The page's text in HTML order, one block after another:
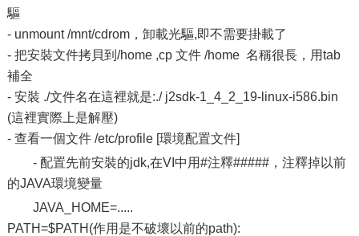
驅
- unmount /mnt/cdrom，卸載光驅,即不需要掛載了
- 把安裝文件拷貝到/home ,cp 文件 /home 名稱很長，用tab
補全
- 安裝 ./文件名在這裡就是:./ j2sdk-1_4_2_19-linux-i586.bin
(這裡實際上是解壓)
- 查看一個文件 /etc/profile [環境配置文件]
- 配置先前安裝的jdk,在VI中用#注釋#####，注釋掉以前
的JAVA環境變量
JAVA_HOME=.....
PATH=$PATH(作用是不破壞以前的path):